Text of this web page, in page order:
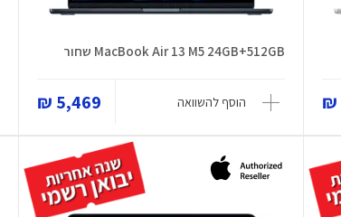
MacBook Air 13 M5 24GB+512GB שחור
הוסף להשוואה 5,469 ₪